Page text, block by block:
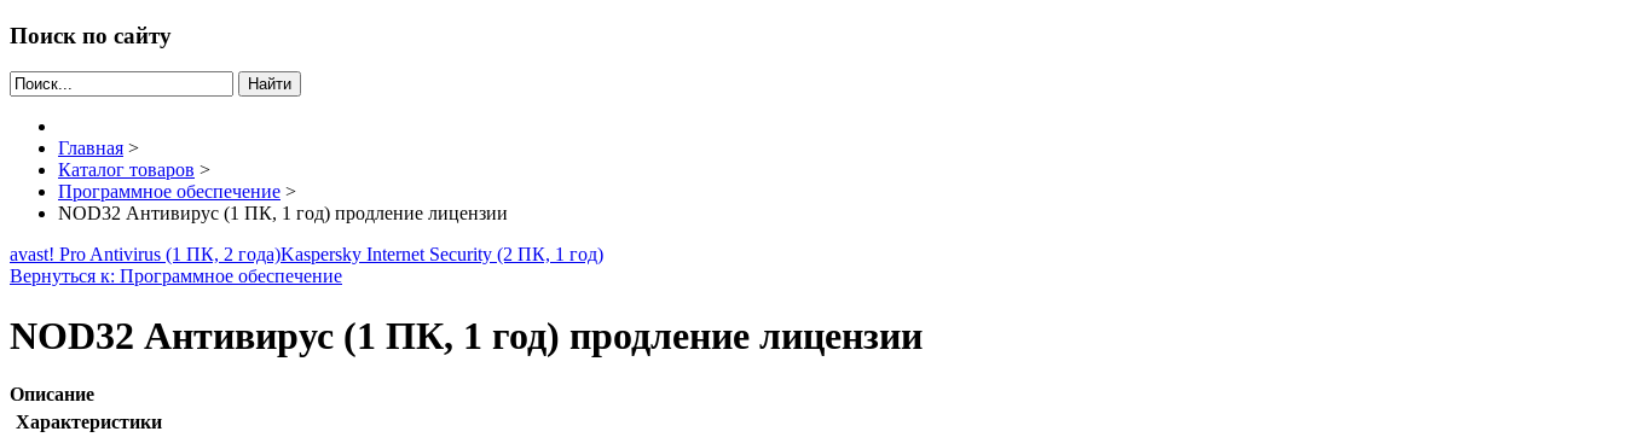
Поиск по сайту
Найти
Главная >
Каталог товаров >
Программное обеспечение >
NOD32 Антивирус (1 ПК, 1 год) продление лицензии
avast! Pro Antivirus (1 ПК, 2 года)Kaspersky Internet Security (2 ПК, 1 год)
Вернуться к: Программное обеспечение
NOD32 Антивирус (1 ПК, 1 год) продление лицензии
Описание
Характеристики